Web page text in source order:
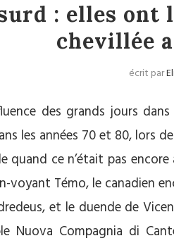
: elles ont
chevillée
écrit par
des grands jours
les années 70 et 80, lors
quand ce n’était pas
voyant Témo, le canadien
et le duende de
Nuova Compagnia di